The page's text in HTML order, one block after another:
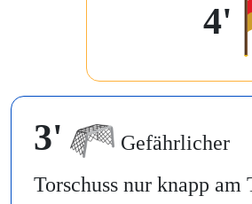
4'
3'
Gefährlicher
Torschuss nur knapp am